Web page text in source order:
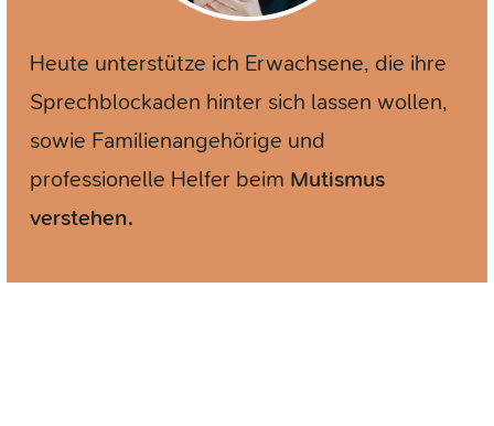
Heute unterstütze ich Erwachsene, die ihre
Sprechblockaden hinter sich lassen wollen,
sowie Familienangehörige und
professionelle Helfer beim Mutismus
verstehen.